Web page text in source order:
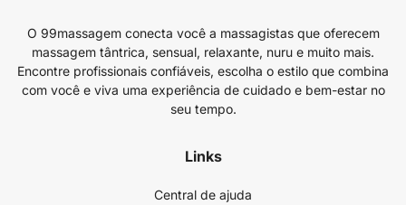
O 99massagem conecta você a massagistas que oferecem
massagem tântrica, sensual, relaxante, nuru e muito mais.
Encontre profissionais confiáveis, escolha o estilo que combina
com você e viva uma experiência de cuidado e bem-estar no
seu tempo.
Links
Central de ajuda